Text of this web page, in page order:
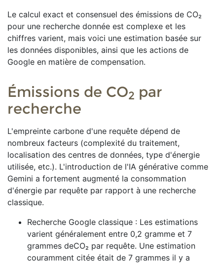
Le calcul exact et consensuel des émissions de CO₂
pour une recherche donnée est complexe et les
chiffres varient, mais voici une estimation basée sur
les données disponibles, ainsi que les actions de
Google en matière de compensation.
Émissions de CO2 par
recherche
L'empreinte carbone d'une requête dépend de
nombreux facteurs (complexité du traitement,
localisation des centres de données, type d'énergie
utilisée, etc.). L'introduction de l'IA générative comme
Gemini a fortement augmenté la consommation
d'énergie par requête par rapport à une recherche
classique.
Recherche Google classique : Les estimations
varient généralement entre 0,2 gramme et 7
grammes deCO₂ par requête. Une estimation
couramment citée était de 7 grammes il y a